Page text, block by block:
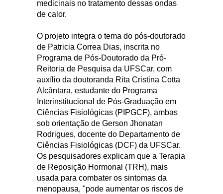
medicinais no tratamento dessas ondas
de calor.
O projeto integra o tema do pós-doutorado
de Patricia Correa Dias, inscrita no
Programa de Pós-Doutorado da Pró-
Reitoria de Pesquisa da UFSCar, com
auxílio da doutoranda Rita Cristina Cotta
Alcântara, estudante do Programa
Interinstitucional de Pós-Graduação em
Ciências Fisiológicas (PIPGCF), ambas
sob orientação de Gerson Jhonatan
Rodrigues, docente do Departamento de
Ciências Fisiológicas (DCF) da UFSCar.
Os pesquisadores explicam que a Terapia
de Reposição Hormonal (TRH), mais
usada para combater os sintomas da
menopausa, "pode aumentar os riscos de